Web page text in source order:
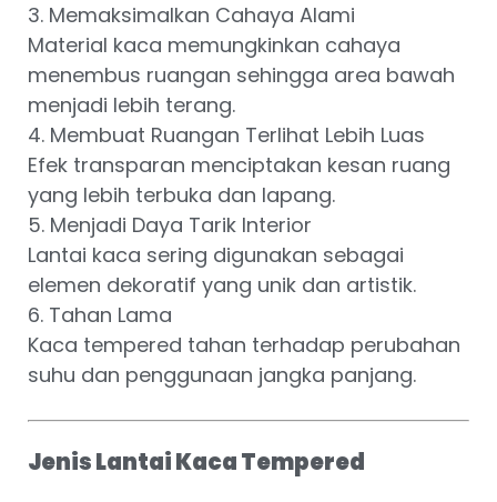
3. Memaksimalkan Cahaya Alami
Material kaca memungkinkan cahaya
menembus ruangan sehingga area bawah
menjadi lebih terang.
4. Membuat Ruangan Terlihat Lebih Luas
Efek transparan menciptakan kesan ruang
yang lebih terbuka dan lapang.
5. Menjadi Daya Tarik Interior
Lantai kaca sering digunakan sebagai
elemen dekoratif yang unik dan artistik.
6. Tahan Lama
Kaca tempered tahan terhadap perubahan
suhu dan penggunaan jangka panjang.
Jenis Lantai Kaca Tempered